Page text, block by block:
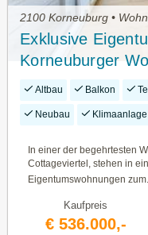
2100 Korneuburg •
Exklusive
Korneuburger
Altbau Balkon
Neubau Klimaanlage
In einer der begehrtesten
Cottageviertel, stehen in
Eigentumswohnungen zum...
Kaufpreis
€ 536.000,-